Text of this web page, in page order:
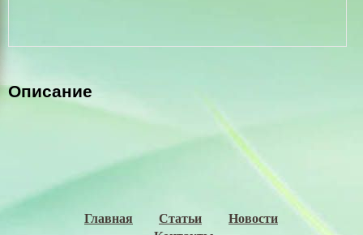
Щебень в Николаеве
Бутовый камень из карьера
Описание
Главная Статьи
Новости